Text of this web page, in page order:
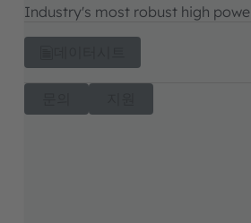
Industry's most robust high